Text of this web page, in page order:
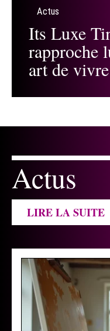
Actus
Its Luxe
rapproche
art de vivre
Actus
LIRE LA SUITE